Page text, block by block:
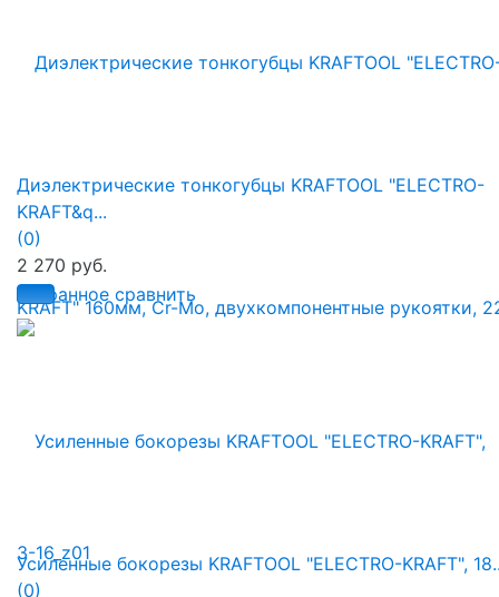
избранное сравнить
Диэлектрические тонкогубцы KRAFTOOL "ELECTRO-
KRAFT&q...
(0)
2 270 руб.
Усиленные бокорезы KRAFTOOL "ELECTRO-KRAFT",
(0)